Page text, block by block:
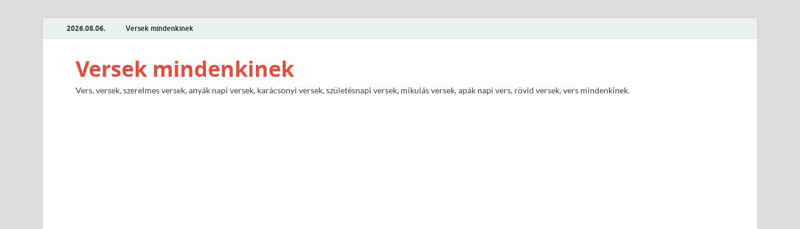
2026.08.06. Versek mindenkinek
Versek mindenkinek
Vers, versek, szerelmes versek, anyák napi versek, karácsonyi versek, születésnapi versek, mikulás versek, apák napi vers, rövid versek, vers mindenkinek.